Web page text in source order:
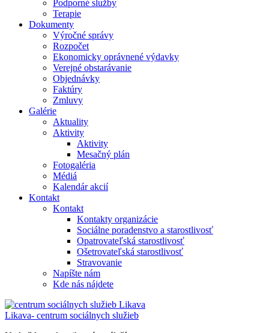
Podporné služby
Terapie
Dokumenty
Výročné správy
Rozpočet
Ekonomicky oprávnené výdavky
Verejné obstarávanie
Objednávky
Faktúry
Zmluvy
Galérie
Aktuality
Aktivity
Aktivity
Mesačný plán
Fotogaléria
Médiá
Kalendár akcií
Kontakt
Kontakt
Kontakty organizácie
Sociálne poradenstvo a starostlivosť
Opatrovateľská starostlivosť
Ošetrovateľská starostlivosť
Stravovanie
Napíšte nám
Kde nás nájdete
Likava- centrum sociálnych služieb